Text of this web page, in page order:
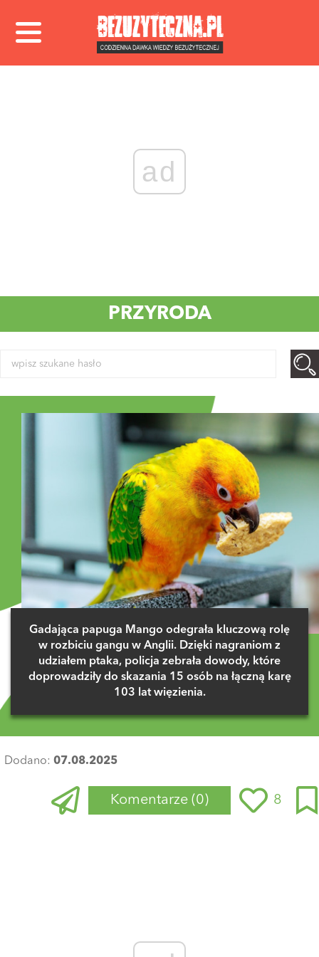
ad
PRZYRODA
Gadająca papuga Mango odegrała kluczową rolę
w rozbiciu gangu w Anglii. Dzięki nagraniom z
udziałem ptaka, policja zebrała dowody, które
doprowadziły do skazania 15 osób na łączną karę
103 lat więzienia.
Dodano: 07.08.2025
Komentarze (0) 8